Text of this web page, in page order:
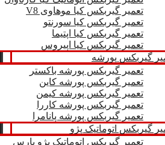
تعمیر گیربکس کیا موهاوی V8
تعمیر گیربکس کیا سورنتو
تعمیر گیربکس کیا اپتیما
تعمیر گیربکس کیا اپیروس
گیربکس پورشه
تعمیر گیربکس پورشه باکستر
تعمیر گیربکس پورشه کاین
تعمیر گیربکس پورشه کیمن
تعمیر گیربکس پورشه کاررا
تعمیر گیربکس پورشه پانامرا
گیربکس اتوماتیک پژو
تعمیر گیربکس اتوماتیک پژو پارس